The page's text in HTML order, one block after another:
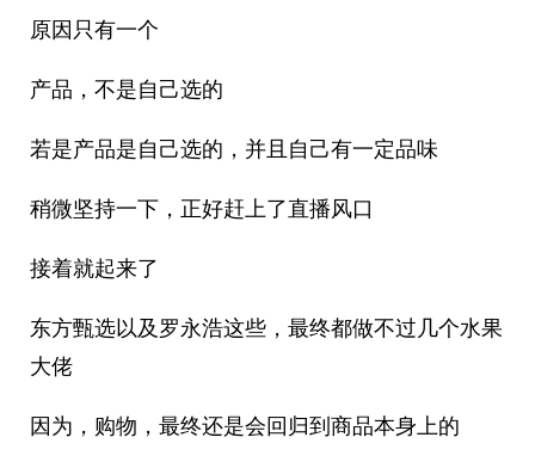
原因只有一个
产品，不是自己选的
若是产品是自己选的，并且自己有一定品味
稍微坚持一下，正好赶上了直播风口
接着就起来了
东方甄选以及罗永浩这些，最终都做不过几个水果
大佬
因为，购物，最终还是会回归到商品本身上的